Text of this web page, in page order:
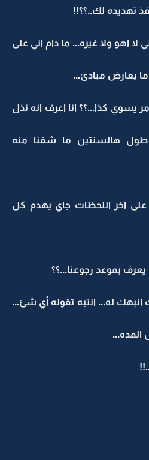
تهديده لك..؟؟!!
اهو ولا غيره... ما دام اني على
ما يعارض مبادئ...
يسوي كذا...؟؟ انا اعرف انه نذل
طول هالسنتين ما شفنا منه
اخر اللحظات جاي يهدم كل
يعرف بموعد رجوعنا...؟؟
انبهك له... انتبه تقوله أي شئ...
المده...